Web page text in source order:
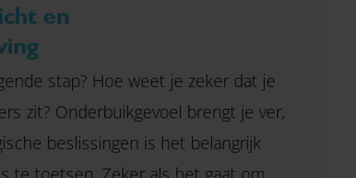
en
stap? Hoe weet je zeker dat je
zit? Onderbuikgevoel brengt je ver,
beslissingen is het belangrijk